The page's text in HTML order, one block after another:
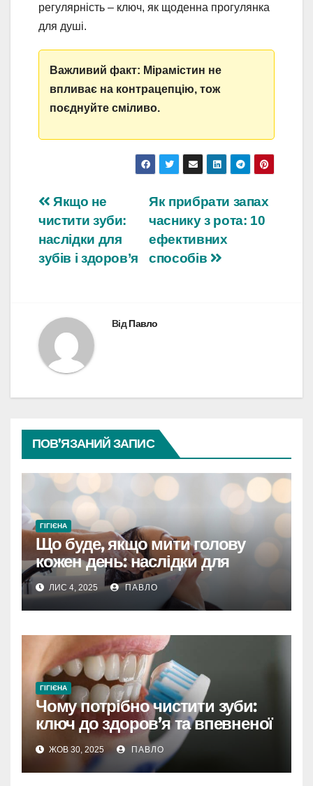
регулярність – ключ, як щоденна прогулянка
для душі.
Важливий факт: Мірамістин не
впливає на контрацепцію, тож
поєднуйте сміливо.
Навігація
записів
Як прибрати запах
часнику з рота: 10
ефективних
способів
Якщо не
чистити зуби:
наслідки для
зубів і здоров’я
ВідПавло
ПОВ’ЯЗАНИЙ ЗАПИС
ГІГІЄНА
Що буде, якщо мити голову
кожен день: наслідки для
волосся та шкіри
ЛИС 4, 2025 ПАВЛО
ГІГІЄНА
Чому потрібно чистити зуби:
ключ до здоров’я та впевненої
усмішки
ЖОВ 30, 2025 ПАВЛО